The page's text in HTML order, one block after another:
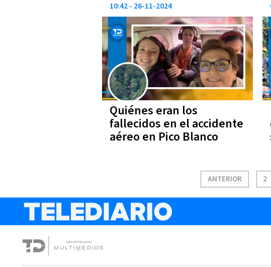
Quiénes eran los
fallecidos en el accidente
aéreo en Pico Blanco
10:42 26-11-2024
ANTERIOR 2